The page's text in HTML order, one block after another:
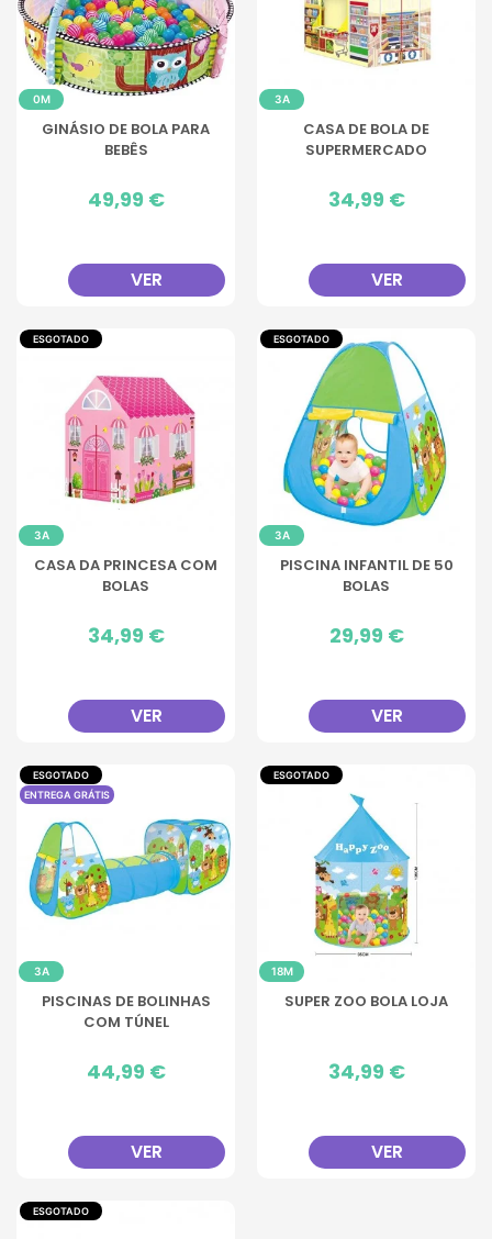
0M
GINÁSIO DE BOLA PARA
BEBÊS
Preço
49,99 €
VER
3A
CASA DE BOLA DE
SUPERMERCADO
Preço
34,99 €
VER
ESGOTADO
3A
CASA DA PRINCESA COM
BOLAS
Preço
34,99 €
VER
ESGOTADO
3A
PISCINA INFANTIL DE 50
BOLAS
Preço
29,99 €
VER
ESGOTADO
ENTREGA GRÁTIS
3A
PISCINAS DE BOLINHAS
COM TÚNEL
Preço
44,99 €
VER
ESGOTADO
18M
SUPER ZOO BOLA LOJA
Preço
34,99 €
VER
ESGOTADO